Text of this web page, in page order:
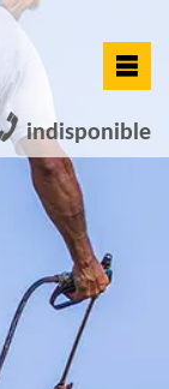
indisponible